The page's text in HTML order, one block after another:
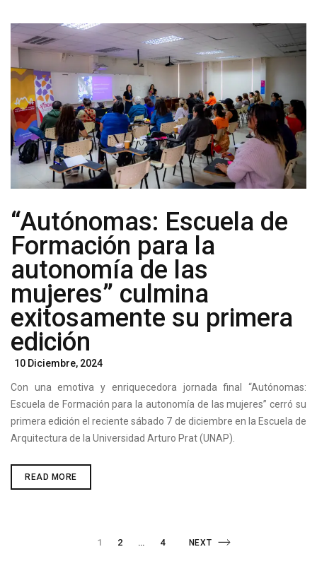
DE
TARAPACÁ
LLEVARON
SUS
PROPUESTAS
A
LA
FERIA
PULSAR
2024
“Autónomas: Escuela de
Formación para la
autonomía de las
mujeres” culmina
exitosamente su primera
edición
Posted
10 Diciembre, 2024
Con una emotiva y enriquecedora jornada final “Autónomas:
Escuela de Formación para la autonomía de las mujeres” cerró su
primera edición el reciente sábado 7 de diciembre en la Escuela de
Arquitectura de la Universidad Arturo Prat (UNAP).
READ MORE“AUTÓNOMAS:
ESCUELA
Paginación
1 PAGE
2 … PAGE
4 NEXTNEXT